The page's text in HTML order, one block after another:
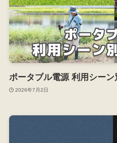
ポータブル電源 利用シーン
2026年7月2日